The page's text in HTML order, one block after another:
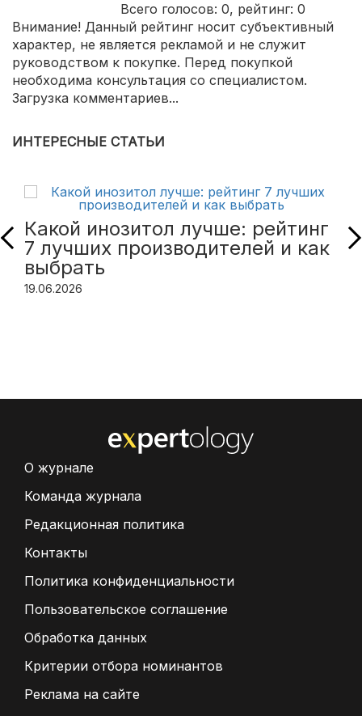
Всего голосов: 0, рейтинг: 0
Внимание! Данный рейтинг носит субъективный
характер, не является рекламой и не служит
руководством к покупке. Перед покупкой
необходима консультация со специалистом.
Загрузка комментариев...
ИНТЕРЕСНЫЕ СТАТЬИ
Какой инозитол лучше: рейтинг
7 лучших производителей и как
выбрать
19.06.2026
О журнале
Команда журнала
Редакционная политика
Контакты
Политика конфиденциальности
Пользовательское соглашение
Обработка данных
Критерии отбора номинантов
Реклама на сайте